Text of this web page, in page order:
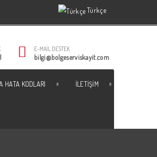
Türkçe
E-MAIL DESTEK
bilgi@bolgeserviskayit.com
HATA KODLARI İLETIŞIM
Türkçe